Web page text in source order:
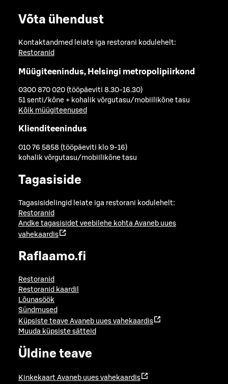
Võta ühendust
Kontaktandmed leiate iga restorani kodulehelt:
Restoranid
Müügiteenindus, Helsingi metropolipiirkond
0300 870 020 (tööpäeviti 8.30-16.30)
51 senti/kõne + kohalik võrgutasu/mobiilikõne tasu
Kõik müügiteenused
Klienditeenindus
010 76 5858 (tööpäeviti klo 9-16)
kohalik võrgutasu/mobiilikõne tasu
Tagasiside
Tagasisidelingid leiate iga restorani kodulehelt:
Restoranid
Andke tagasisidet veebilehe kohta Avaneb uues
vahekaardis
Raflaamo.fi
Restoranid
Restoranid kaardil
Lõunasöök
Sündmused
Küpsiste teave Avaneb uues vahekaardis
Muuda küpsiste sätteid
Üldine teave
Kinkekaart Avaneb uues vahekaardis